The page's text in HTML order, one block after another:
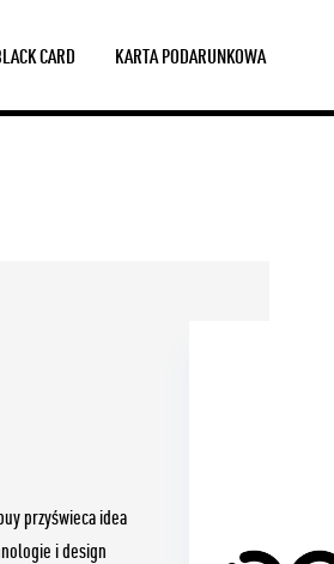
CARD KARTA PODARUNKOWA
przyświeca idea
i design